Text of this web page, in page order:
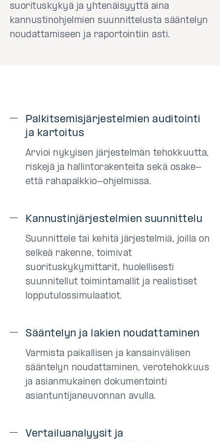
suorituskykyä ja yhtenäisyyttä aina
kannustinohjelmien suunnittelusta sääntelyn
noudattamiseen ja raportointiin asti.
Palkitsemisjärjestelmien auditointi
ja kartoitus
Arvioi nykyisen järjestelmän tehokkuutta,
riskejä ja hallintorakenteita sekä osake-
että rahapalkkio-ohjelmissa.
Kannustinjärjestelmien suunnittelu
Suunnittele tai kehitä järjestelmiä, joilla on
selkeä rakenne, toimivat
suorituskykymittarit, huolellisesti
suunnitellut toimintamallit ja realistiset
lopputulossimulaatiot.
Sääntelyn ja lakien noudattaminen
Varmista paikallisen ja kansainvälisen
sääntelyn noudattaminen, verotehokkuus
ja asianmukainen dokumentointi
asiantuntijaneuvonnan avulla.
Vertailuanalyysit ja